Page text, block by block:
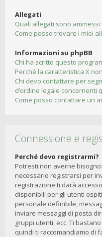
Allegati
Quali allegati sono
Come posso trovare i miei
Informazioni su phpBB
Chi ha scritto questo
Perché la caratteristica X
Chi devo contattare per
d’ordine legale concernenti
Come posso contattare un
Connessione e
Perché devo registrarmi?
Potresti non averne
necessario registrarsi per
registrazione ti darà
disponibili per gli utenti
personale definibile,
inviare messaggi di posta
gruppi utenti, ecc. Ti
quindi ti raccomandiamo di